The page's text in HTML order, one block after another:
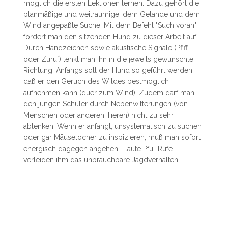
möglich die ersten Lektionen lernen. Dazu gehört die
planmäßige und weiträumige, dem Gelände und dem
Wind angepaßte Suche. Mit dem Befehl "Such voran"
fordert man den sitzenden Hund zu dieser Arbeit auf.
Durch Handzeichen sowie akustische Signale (Pfiff
oder Zuruf) lenkt man ihn in die jeweils gewünschte
Richtung. Anfangs soll der Hund so geführt werden,
daß er den Geruch des Wildes bestmöglich
aufnehmen kann (quer zum Wind). Zudem darf man
den jungen Schüler durch Nebenwitterungen (von
Menschen oder anderen Tieren) nicht zu sehr
ablenken. Wenn er anfängt, unsystematisch zu suchen
oder gar Mäuselöcher zu inspizieren, muß man sofort
energisch dagegen angehen - laute Pfui-Rufe
verleiden ihm das unbrauchbare Jagdverhalten.